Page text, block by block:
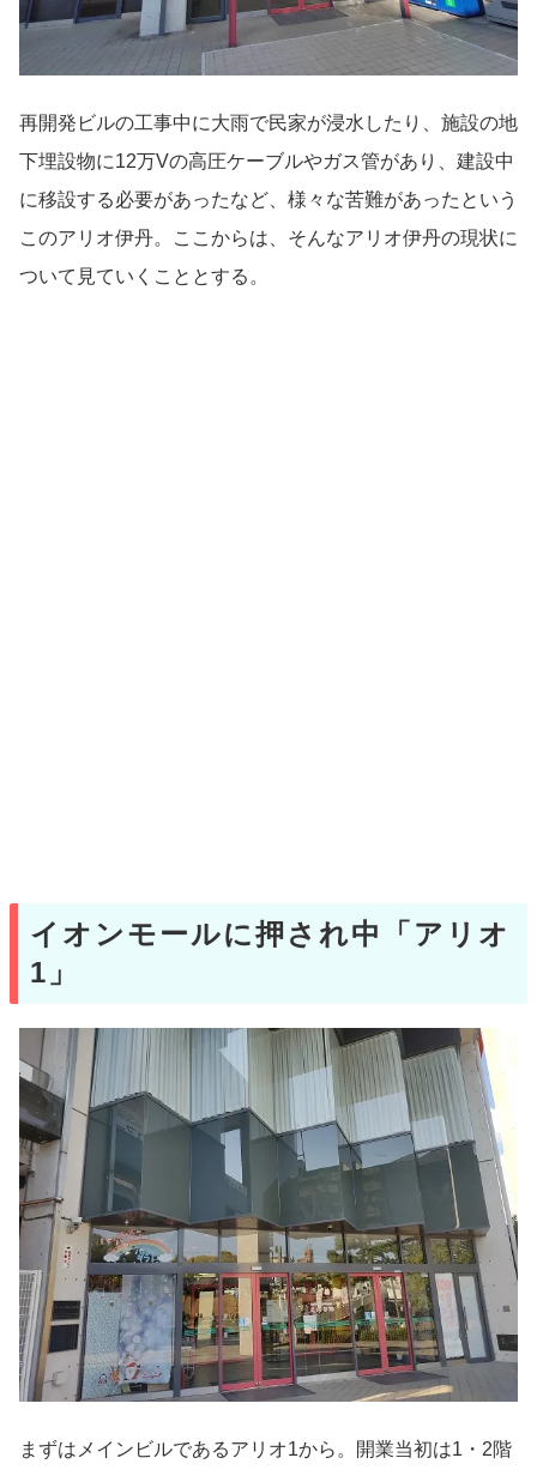
再開発ビルの工事中に大雨で民家が浸水したり、施設の地
下埋設物に12万Vの高圧ケーブルやガス管があり、建設中
に移設する必要があったなど、様々な苦難があったという
このアリオ伊丹。ここからは、そんなアリオ伊丹の現状に
ついて見ていくこととする。
イオンモールに押され中「アリオ
1」
まずはメインビルであるアリオ1から。開業当初は1・2階